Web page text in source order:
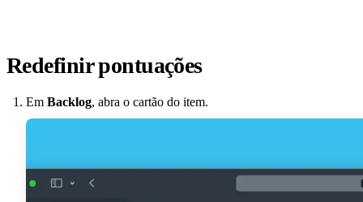
Redefinir pontuações
Em Backlog, abra o cartão do item.